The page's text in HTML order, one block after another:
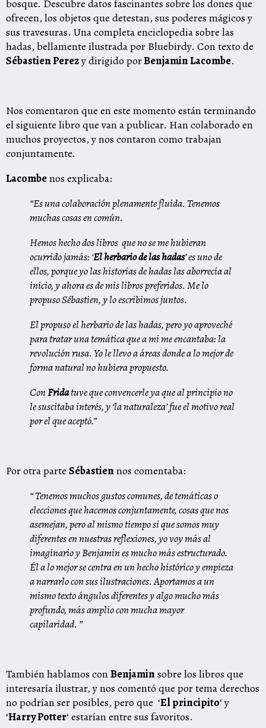
bosque. Descubre datos fascinantes sobre los dones que
ofrecen, los objetos que detestan, sus poderes mágicos y
sus travesuras. Una completa enciclopedia sobre las
hadas, bellamente ilustrada por Bluebirdy. Con texto de
Sébastien Perezy dirigido porBenjamin Lacombe.
Nos comentaron que en este momento están terminando
el siguiente libro que van a publicar. Han colaborado en
muchos proyectos, y nos contaron como trabajan
conjuntamente.
Lacombenos explicaba:
“Es una colaboración plenamente fluida. Tenemos
muchas cosas en común.
Hemos hecho dos libros que no se me hubieran
ocurrido jamás: ‘El herbario de las hadas’ es uno de
ellos, porque yo las historias de hadas las aborrecía al
inicio, y ahora es de mis libros preferidos. Me lo
propuso Sébastien, y lo escribimos juntos.
El propuso el herbario de las hadas, pero yo aproveché
para tratar una temática que a mi me encantaba: la
revolución rusa. Yo le llevo a áreas donde a lo mejor de
forma natural no hubiera propuesto.
ConFridatuve que convencerle ya que al principio no
le suscitaba interés, y ‘la naturaleza’ fue el motivo real
por el que aceptó.”
Por otra parte Sébastiennos comentaba:
“ Tenemos muchos gustos comunes, de temáticas o
elecciones que hacemos conjuntamente, cosas que nos
asemejan, pero al mismo tiempo si que somos muy
diferentes en nuestras reflexiones, yo voy más al
imaginario y Benjamin es mucho más estructurado.
Él a lo mejor se centra en un hecho histórico y empieza
a narrarlo con sus ilustraciones. Aportamos a un
mismo texto ángulos diferentes y algo mucho más
profundo, más amplio con mucha mayor
capilaridad. ”
También hablamos conBenjaminsobre los libros que
interesaría ilustrar, y nos comentó que por tema derechos
no podrían ser posibles, pero que ‘El principito‘ y
‘Harry Potter‘ estarían entre sus favoritos.